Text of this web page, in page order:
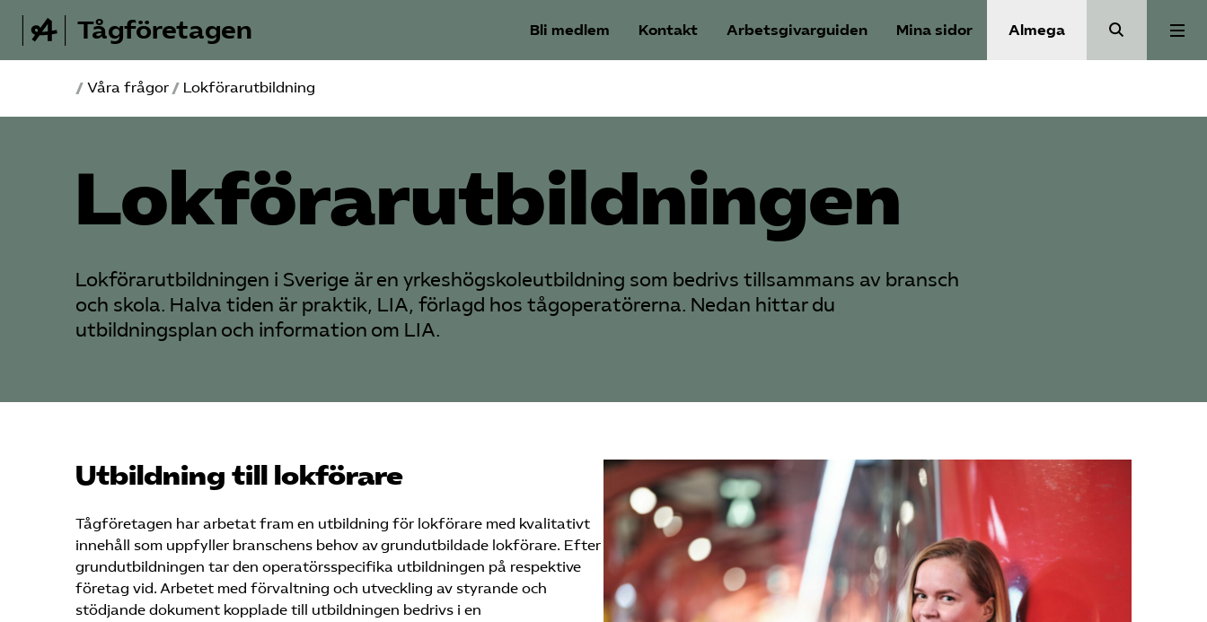
Tågföretagen Bli medlem Kontakt Arbetsgivarguiden Mina sidor Almega
Aktiviteter
Kontakt
Mina sidor (almega.se)
Bli medlem
Logga in på
Arbetsgivarguiden
/ Våra frågor / Lokförar­utbildning
Lokförar­utbildningen
Lokförar­utbildningen i Sverige är en yrkeshögskole­utbildning som bedrivs tillsammans av bransch
och skola. Halva tiden är praktik, LIA, förlagd hos tågoperatörerna. Nedan hittar du
utbildningsplan och information om LIA.
Utbildning till lokförare
Tåg­företagen har arbetat fram en utbildning för lokförare med kvalitativt
innehåll som uppfyller branschens behov av grundutbildade lokförare. Efter
grund­utbildningen tar den operatörsspecifika utbildningen på respektive
företag vid. Arbetet med förvaltning och utveckling av styrande och
stödjande dokument kopplade till utbildningen bedrivs i en